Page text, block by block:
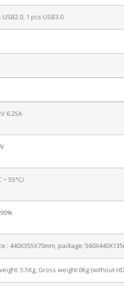
USB2.0, 1 pcs USB3.0
6.25A
~ 55°C/
: 440X355X70mm, package:
5.5Kg, Gross weight:6Kg (without